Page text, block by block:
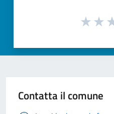
Contatta il comune